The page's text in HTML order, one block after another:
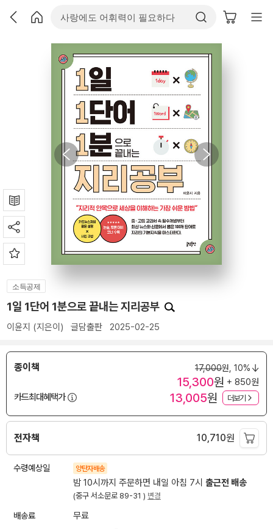
소득공제
1일 1단어 1분으로 끝내는 지리공부
이윤지 (지은이) 글담출판 2025-02-25
종이책 17,000원, 10%
15,300원 + 850원
카드최대혜택가
13,005원 더보기
전자책 10,710원
수령예상일 양탄자배송
밤 10시까지 주문하면 내일 아침 7시 출근전 배송
(중구 서소문로 89-31 ) 변경
배송료 무료